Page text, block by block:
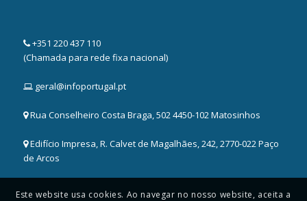
+351 220 437 110
(Chamada para rede fixa nacional)
geral@infoportugal.pt
Rua Conselheiro Costa Braga, 502 4450-102 Matosinhos
Edifício Impresa, R. Calvet de Magalhães, 242, 2770-022 Paço
de Arcos
Este website usa cookies. Ao navegar no nosso website, aceita a